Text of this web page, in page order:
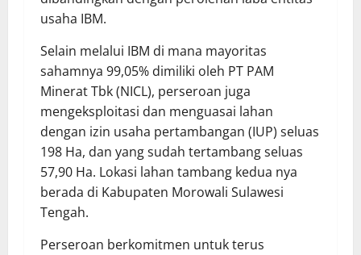
usaha IBM.
Selain melalui IBM di mana mayoritas
sahamnya 99,05% dimiliki oleh PT PAM
Minerat Tbk (NICL), perseroan juga
mengeksploitasi dan menguasai lahan
dengan izin usaha pertambangan (IUP) seluas
198 Ha, dan yang sudah tertambang seluas
57,90 Ha. Lokasi lahan tambang kedua nya
berada di Kabupaten Morowali Sulawesi
Tengah.
Perseroan berkomitmen untuk terus